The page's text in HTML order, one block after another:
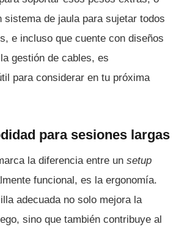
sistema de jaula para sujetar todos
e incluso que cuente con diseños
gestión de cables, es
para considerar en tu próxima
para sesiones largas
la diferencia entre un setup
funcional, es la ergonomía.
adecuada no solo mejora la
sino que también contribuye al